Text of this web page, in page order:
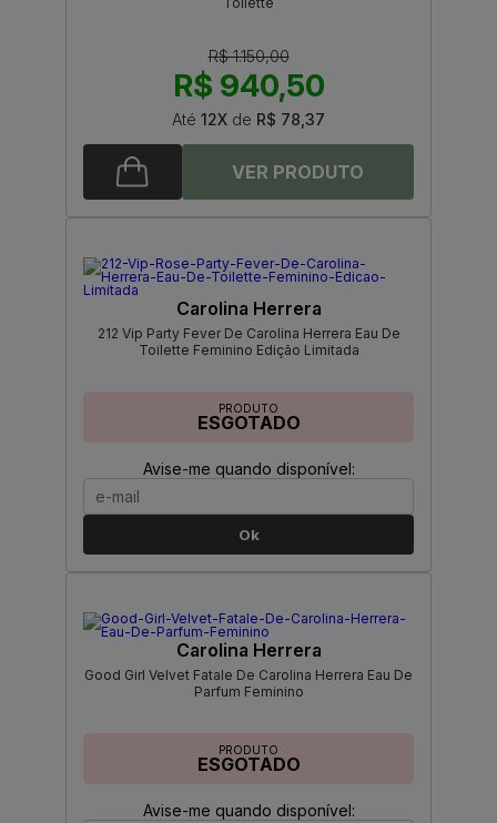
R$ 1.150,00
R$ 940,50
Até 12X de R$ 78,37
Carolina Herrera
212 Vip Party Fever De Carolina Herrera Eau De
Toilette Feminino Edição Limitada
PRODUTO
ESGOTADO
Avise-me quando disponível:
Ok
Carolina Herrera
Good Girl Velvet Fatale De Carolina Herrera Eau De
Parfum Feminino
PRODUTO
ESGOTADO
Avise-me quando disponível: